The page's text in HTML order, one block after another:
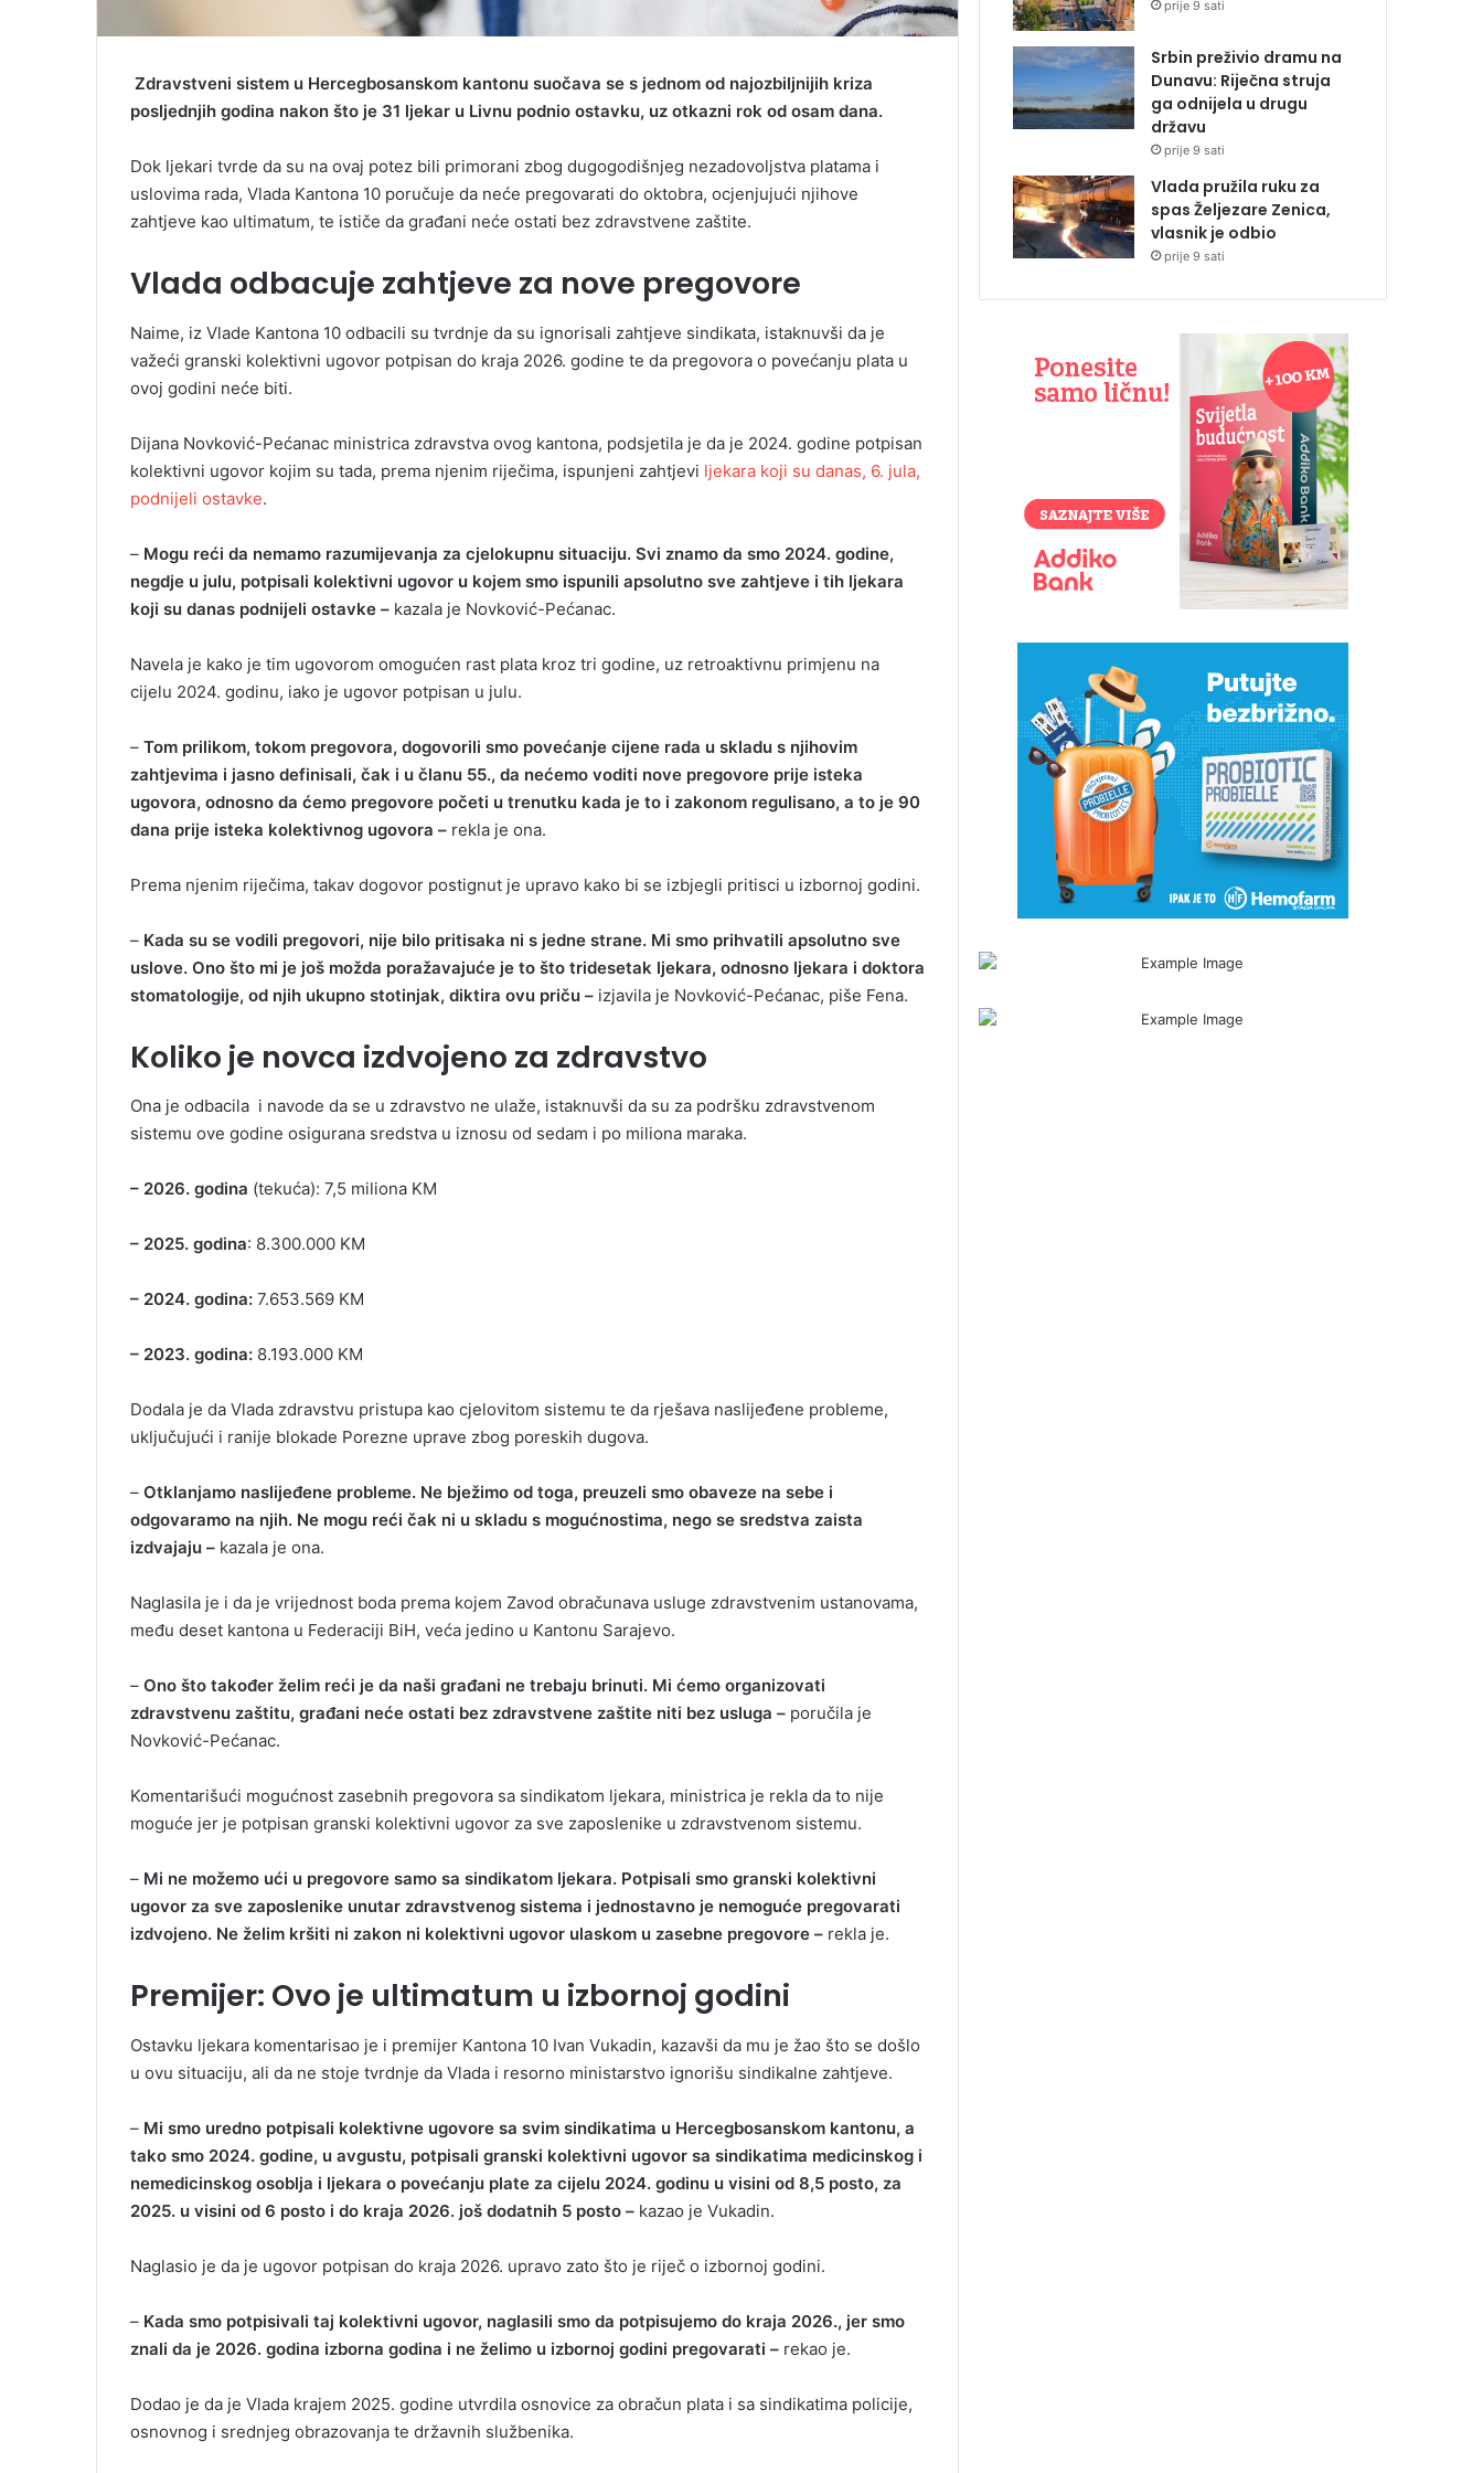
Zdravstveni sistem u Hercegbosanskom kantonu suočava se s jednom od najozbiljnijih kriza
posljednjih godina nakon što je 31 ljekar u Livnu podnio ostavku, uz otkazni rok od osam dana.
Dok ljekari tvrde da su na ovaj potez bili primorani zbog dugogodišnjeg nezadovoljstva platama i
uslovima rada, Vlada Kantona 10 poručuje da neće pregovarati do oktobra, ocjenjujući njihove
zahtjeve kao ultimatum, te ističe da građani neće ostati bez zdravstvene zaštite.
Vlada odbacuje zahtjeve za nove pregovore
Naime, iz Vlade Kantona 10 odbacili su tvrdnje da su ignorisali zahtjeve sindikata, istaknuvši da je
važeći granski kolektivni ugovor potpisan do kraja 2026. godine te da pregovora o povećanju plata u
ovoj godini neće biti.
Dijana Novković-Pećanac ministrica zdravstva ovog kantona, podsjetila je da je 2024. godine potpisan
kolektivni ugovor kojim su tada, prema njenim riječima, ispunjeni zahtjevi ljekara koji su danas, 6. jula,
podnijeli ostavke.
– Mogu reći da nemamo razumijevanja za cjelokupnu situaciju. Svi znamo da smo 2024. godine,
negdje u julu, potpisali kolektivni ugovor u kojem smo ispunili apsolutno sve zahtjeve i tih ljekara
koji su danas podnijeli ostavke – kazala je Novković-Pećanac.
Navela je kako je tim ugovorom omogućen rast plata kroz tri godine, uz retroaktivnu primjenu na
cijelu 2024. godinu, iako je ugovor potpisan u julu.
– Tom prilikom, tokom pregovora, dogovorili smo povećanje cijene rada u skladu s njihovim
zahtjevima i jasno definisali, čak i u članu 55., da nećemo voditi nove pregovore prije isteka
ugovora, odnosno da ćemo pregovore početi u trenutku kada je to i zakonom regulisano, a to je 90
dana prije isteka kolektivnog ugovora – rekla je ona.
Prema njenim riječima, takav dogovor postignut je upravo kako bi se izbjegli pritisci u izbornoj godini.
– Kada su se vodili pregovori, nije bilo pritisaka ni s jedne strane. Mi smo prihvatili apsolutno sve
uslove. Ono što mi je još možda poražavajuće je to što tridesetak ljekara, odnosno ljekara i doktora
stomatologije, od njih ukupno stotinjak, diktira ovu priču – izjavila je Novković-Pećanac, piše Fena.
Koliko je novca izdvojeno za zdravstvo
Ona je odbacila i navode da se u zdravstvo ne ulaže, istaknuvši da su za podršku zdravstvenom
sistemu ove godine osigurana sredstva u iznosu od sedam i po miliona maraka.
– 2026. godina (tekuća): 7,5 miliona KM
– 2025. godina: 8.300.000 KM
– 2024. godina: 7.653.569 KM
– 2023. godina: 8.193.000 KM
Dodala je da Vlada zdravstvu pristupa kao cjelovitom sistemu te da rješava naslijeđene probleme,
uključujući i ranije blokade Porezne uprave zbog poreskih dugova.
– Otklanjamo naslijeđene probleme. Ne bježimo od toga, preuzeli smo obaveze na sebe i
odgovaramo na njih. Ne mogu reći čak ni u skladu s mogućnostima, nego se sredstva zaista
izdvajaju – kazala je ona.
Naglasila je i da je vrijednost boda prema kojem Zavod obračunava usluge zdravstvenim ustanovama,
među deset kantona u Federaciji BiH, veća jedino u Kantonu Sarajevo.
– Ono što također želim reći je da naši građani ne trebaju brinuti. Mi ćemo organizovati
zdravstvenu zaštitu, građani neće ostati bez zdravstvene zaštite niti bez usluga – poručila je
Novković-Pećanac.
Komentarišući mogućnost zasebnih pregovora sa sindikatom ljekara, ministrica je rekla da to nije
moguće jer je potpisan granski kolektivni ugovor za sve zaposlenike u zdravstvenom sistemu.
– Mi ne možemo ući u pregovore samo sa sindikatom ljekara. Potpisali smo granski kolektivni
ugovor za sve zaposlenike unutar zdravstvenog sistema i jednostavno je nemoguće pregovarati
izdvojeno. Ne želim kršiti ni zakon ni kolektivni ugovor ulaskom u zasebne pregovore – rekla je.
Premijer: Ovo je ultimatum u izbornoj godini
Ostavku ljekara komentarisao je i premijer Kantona 10 Ivan Vukadin, kazavši da mu je žao što se došlo
u ovu situaciju, ali da ne stoje tvrdnje da Vlada i resorno ministarstvo ignorišu sindikalne zahtjeve.
– Mi smo uredno potpisali kolektivne ugovore sa svim sindikatima u Hercegbosanskom kantonu, a
tako smo 2024. godine, u avgustu, potpisali granski kolektivni ugovor sa sindikatima medicinskog i
nemedicinskog osoblja i ljekara o povećanju plate za cijelu 2024. godinu u visini od 8,5 posto, za
2025. u visini od 6 posto i do kraja 2026. još dodatnih 5 posto – kazao je Vukadin.
Naglasio je da je ugovor potpisan do kraja 2026. upravo zato što je riječ o izbornoj godini.
– Kada smo potpisivali taj kolektivni ugovor, naglasili smo da potpisujemo do kraja 2026., jer smo
znali da je 2026. godina izborna godina i ne želimo u izbornoj godini pregovarati – rekao je.
Dodao je da je Vlada krajem 2025. godine utvrdila osnovice za obračun plata i sa sindikatima policije,
osnovnog i srednjeg obrazovanja te državnih službenika.
prije 9 sati
Srbin preživio dramu na
Dunavu: Riječna struja
ga odnijela u drugu
državu
prije 9 sati
Vlada pružila ruku za
spas Željezare Zenica,
vlasnik je odbio
prije 9 sati